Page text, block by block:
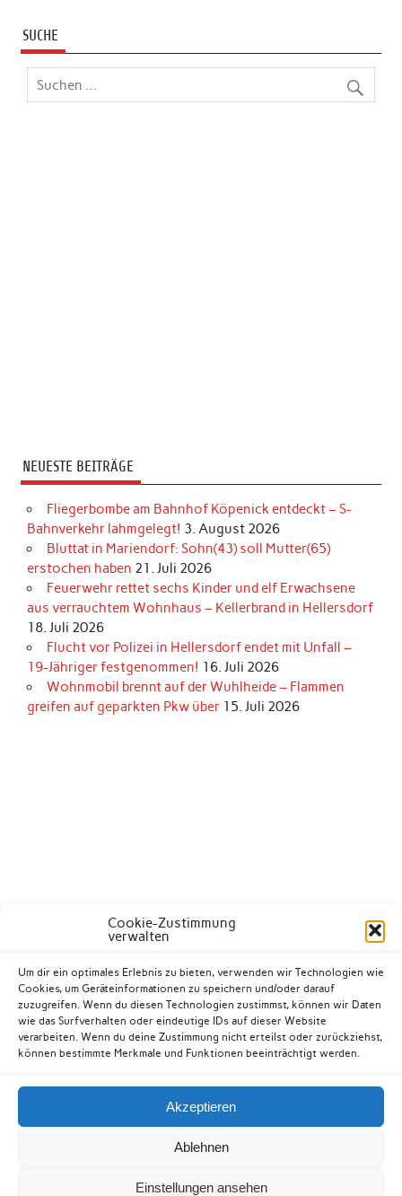
Cookie-Zustimmung
verwalten
Um dir ein optimales Erlebnis zu bieten, verwenden wir Technologien wie
Cookies, um Geräteinformationen zu speichern und/oder darauf
zuzugreifen. Wenn du diesen Technologien zustimmst, können wir Daten
wie das Surfverhalten oder eindeutige IDs auf dieser Website
verarbeiten. Wenn du deine Zustimmung nicht erteilst oder zurückziehst,
können bestimmte Merkmale und Funktionen beeinträchtigt werden.
Akzeptieren
Ablehnen
Einstellungen ansehen
SUCHE
NEUESTE BEITRÄGE
Fliegerbombe am Bahnhof Köpenick entdeckt – S-
Bahnverkehr lahmgelegt! 3. August 2026
Bluttat in Mariendorf: Sohn(43) soll Mutter(65)
erstochen haben 21. Juli 2026
Feuerwehr rettet sechs Kinder und elf Erwachsene
aus verrauchtem Wohnhaus – Kellerbrand in Hellersdorf
18. Juli 2026
Flucht vor Polizei in Hellersdorf endet mit Unfall –
19-Jähriger festgenommen! 16. Juli 2026
Wohnmobil brennt auf der Wuhlheide – Flammen
greifen auf geparkten Pkw über 15. Juli 2026
Datenschutzerklärung